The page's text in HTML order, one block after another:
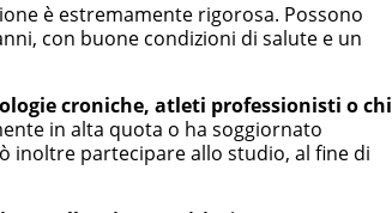
è estremamente rigorosa. Possono
con buone condizioni di salute e un
croniche, atleti professionisti o chi
in alta quota o ha soggiornato
inoltre partecipare allo studio, al fine di